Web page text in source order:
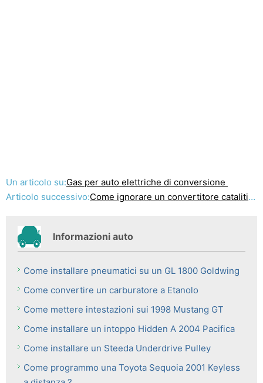
Un articolo su:Gas per auto elettriche di conversione
Articolo successivo:Come ignorare un convertitore catalitico su una Audi A4
Informazioni auto
Come installare pneumatici su un GL 1800 Goldwing
Come convertire un carburatore a Etanolo
Come mettere intestazioni sui 1998 Mustang GT
Come installare un intoppo Hidden A 2004 Pacifica
Come installare un Steeda Underdrive Pulley
Come programmo una Toyota Sequoia 2001 Keyless